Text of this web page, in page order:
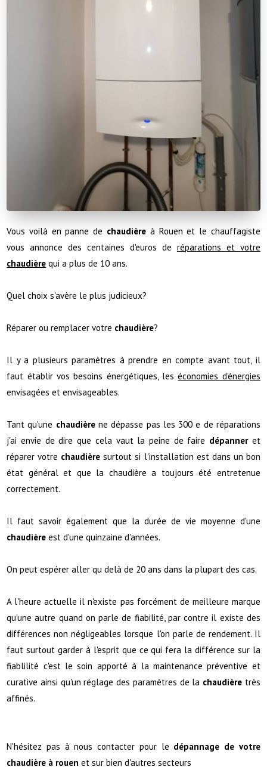
Vous voilà en panne de chaudière à Rouen et le chauffagiste
vous annonce des centaines d'euros de réparations et votre
chaudière qui a plus de 10 ans.
Quel choix s'avère le plus judicieux?
Réparer ou remplacer votre chaudière?
Il y a plusieurs paramètres à prendre en compte avant tout, il
faut établir vos besoins énergétiques, leséconomies d'énergies
envisagées et envisageables.
Tant qu'une chaudièrene dépasse pas les 300 e de réparations
j'ai envie de dire que cela vaut la peine de faire dépanneret
réparer votre chaudière surtout si l'installation est dans un bon
état général et que la chaudière a toujours été entretenue
correctement.
Il faut savoir également que la durée de vie moyenne d'une
chaudière est d'une quinzaine d'années.
On peut espérer aller qu delà de 20 ans dans la plupart des cas.
A l'heure actuelle il n'existe pas forcément de meilleure marque
qu'une autre quand on parle de fiabilité, par contre il existe des
différences non négligeables lorsque l'on parle de rendement. Il
faut surtout garder à l'esprit que ce qui fera la différence sur la
fiablilité c'est le soin apporté à la maintenance préventive et
curative ainsi qu'un réglage des paramètres de la chaudière très
affinés.
N'hésitez pas à nous contacter pour le dépannage de votre
chaudière à rouen et sur bien d'autres secteurs